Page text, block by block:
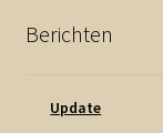
Berichten
Update